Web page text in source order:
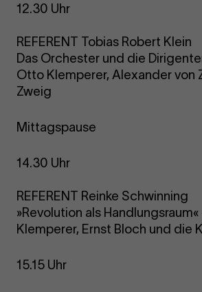
12.30 Uhr
REFERENT Tobias Robert Klein
Das Orchester und die
Otto Klemperer, Alexander von
Zweig
Mittagspause
14.30 Uhr
REFERENT Reinke Schwinning
»Revolution als
Klemperer, Ernst Bloch und die
15.15 Uhr